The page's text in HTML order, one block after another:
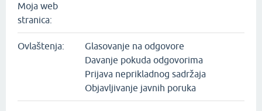
Moja web
stranica:
Ovlaštenja:
Glasovanje na odgovore
Davanje pokuda odgovorima
Prijava neprikladnog sadržaja
Objavljivanje javnih poruka